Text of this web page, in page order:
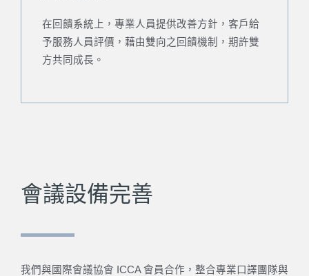
在回饋系統上，專業人員提供改善方針，客戶給
予服務人員評價，藉由雙向之回饋機制，期許雙
方共同成長。
會議設備完善
我們與國際會議協會 ICCA 會員合作，整合專業口譯團隊與